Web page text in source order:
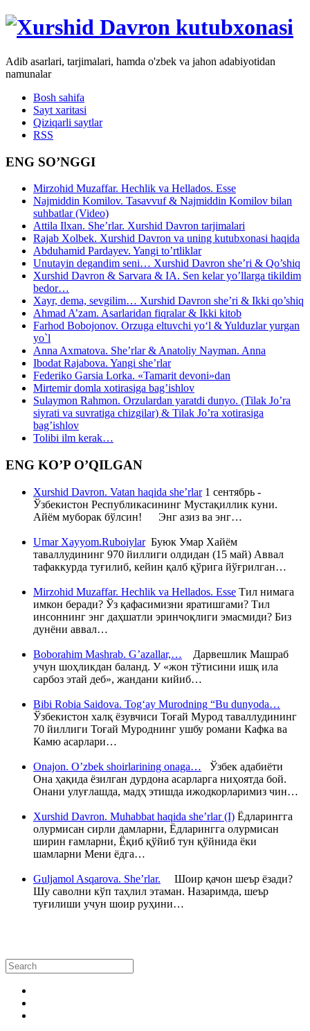
Adib asarlari, tarjimalari, hamda o'zbek va jahon adabiyotidan
namunalar
Bosh sahifa
Sayt xaritasi
Qiziqarli saytlar
RSS
ENG SO’NGGI
Mirzohid Muzaffar. Hechlik va Hellados. Esse
Najmiddin Komilov. Tasavvuf & Najmiddin Komilov bilan
suhbatlar (Video)
Attila Ilxan. She’rlar. Xurshid Davron tarjimalari
Rajab Xolbek. Xurshid Davron va uning kutubxonasi haqida
Abduhamid Pardayev. Yangi to’rtliklar
Unutayin degandim seni… Xurshid Davron she’ri & Qo’shiq
Xurshid Davron & Sarvara & IA. Sen kelar yo’llarga tikildim
bedor…
Xayr, dema, sevgilim… Xurshid Davron she’ri & Ikki qo’shiq
Ahmad A’zam. Asarlaridan fiqralar & Ikki kitob
Farhod Bobojonov. Orzuga eltuvchi yo‘l & Yulduzlar yurgan
yo`l
Anna Axmatova. She’rlar & Anatoliy Nayman. Anna
Ibodat Rajabova. Yangi she’rlar
Federiko Garsia Lorka. «Tamarit devoni»dan
Mirtemir domla xotirasiga bag’ishlov
Sulaymon Rahmon. Orzulardan yaratdi dunyo. (Tilak Jo’ra
siyrati va suvratiga chizgilar) & Tilak Jo’ra xotirasiga
bag’ishlov
Tolibi ilm kerak…
ENG KO’P O’QILGAN
Xurshid Davron. Vatan haqida she’rlar1 сентябрь -
Ўзбекистон Республикасининг Мустақиллик куни.
Айём муборак бўлсин! Энг азиз ва энг…
Umar Xayyom.RuboiylarБуюк Умар Хайём
таваллудининг 970 йиллиги олдидан (15 май) Аввал
тафаккурда туғилиб, кейин қалб қўрига йўғрилган…
Mirzohid Muzaffar. Hechlik va Hellados. Esse Тил нимага
имкон беради? Ўз қафасимизни яратишгами? Тил
инсоннинг энг даҳшатли эринчоқлиги эмасмиди? Биз
дунёни аввал…
Boborahim Mashrab. G’azallar,… Дарвешлик Машраб
учун шоҳликдан баланд. У «жон тўтисини ишқ ила
сарбоз этай деб», жандани кийиб…
Bibi Robia Saidova. Tog‘ay Murodning “Bu dunyoda…
Ўзбекистон халқ ёзувчиси Тоғай Мурод таваллудининг
70 йиллиги Тоғай Муроднинг ушбу романи Кафка ва
Камю асарлари…
Onajon. O’zbek shoirlarining onaga… Ўзбек адабиёти
Она ҳақида ёзилган дурдона асарларга ниҳоятда бой.
Онани улуғлашда, мадҳ этишда ижодкорларимиз чин…
Xurshid Davron. Muhabbat haqida she’rlar (I) Ёдларингга
олурмисан сирли дамларни, Ёдларингга олурмисан
ширин ғамларни, Ёқиб қўйиб тун қўйнида ёки
шамларни Мени ёдга…
Guljamol Asqarova. She’rlar. Шоир қачон шеър ёзади?
Шу саволни кўп таҳлил этаман. Назаримда, шеър
туғилиши учун шоир руҳини…